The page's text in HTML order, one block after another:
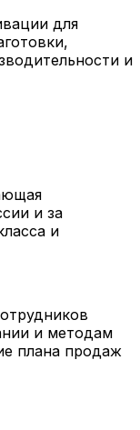
для
и
и за
и
и методам
плана продаж